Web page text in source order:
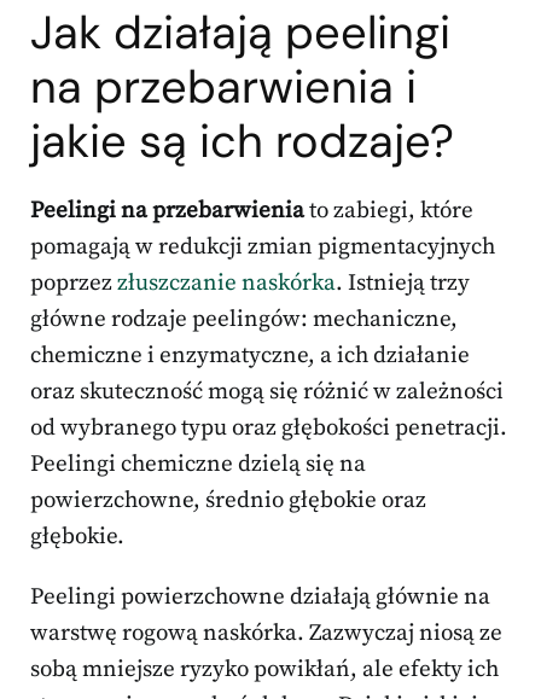
Jak działają peelingi
na przebarwienia i
jakie są ich rodzaje?
Peelingi na przebarwieniato zabiegi, które
pomagają w redukcji zmian pigmentacyjnych
poprzezzłuszczanie naskórka. Istnieją trzy
główne rodzaje peelingów: mechaniczne,
chemiczne i enzymatyczne, a ich działanie
oraz skuteczność mogą się różnić w zależności
od wybranego typu oraz głębokości penetracji.
Peelingi chemiczne dzielą się na
powierzchowne, średnio głębokie oraz
głębokie.
Peelingi powierzchowne działają głównie na
warstwę rogową naskórka. Zazwyczaj niosą ze
sobą mniejsze ryzyko powikłań, ale efekty ich